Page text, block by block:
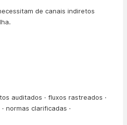
de canais indiretos
auditados · fluxos rastreados ·
normas clarificadas ·